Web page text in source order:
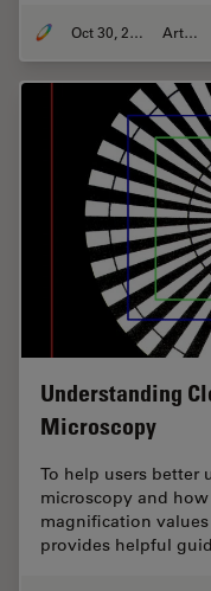
Oct 30, 2025 Article
Understanding
Microscopy
To help users better
microscopy and
magnification
provides helpful